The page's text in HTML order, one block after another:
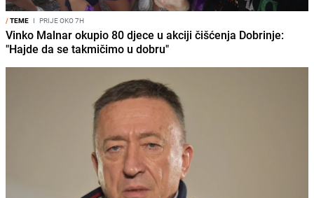
/TEME I PRIJE OKO 7H
Vinko Malnar okupio 80 djece u akciji čišćenja Dobrinje:
"Hajde da se takmičimo u dobru"